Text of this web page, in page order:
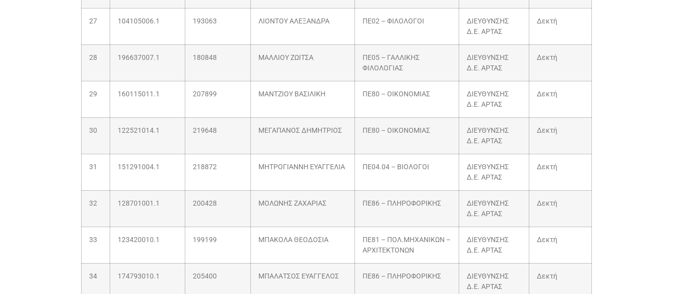
27 104105006.1 193063 ΛΙΟΝΤΟΥ ΑΛΕΞΑΝΔΡΑ ΠΕ02 – ΦΙΛΟΛΟΓΟΙ
ΔΙΕΥΘΥΝΣΗΣ
Δ.Ε. ΑΡΤΑΣ
Δεκτή
28 196637007.1 180848 ΜΑΛΛΙΟΥ ΖΩΙΤΣΑ
ΠΕ05 – ΓΑΛΛΙΚΗΣ
ΦΙΛΟΛΟΓΙΑΣ
ΔΙΕΥΘΥΝΣΗΣ
Δ.Ε. ΑΡΤΑΣ
Δεκτή
29 160115011.1 207899 ΜΑΝΤΖΙΟΥ ΒΑΣΙΛΙΚΗ ΠΕ80 – ΟΙΚΟΝΟΜΙΑΣ
ΔΙΕΥΘΥΝΣΗΣ
Δ.Ε. ΑΡΤΑΣ
Δεκτή
30 122521014.1 219648 ΜΕΓΑΠΑΝΟΣ ΔΗΜΗΤΡΙΟΣ ΠΕ80 – ΟΙΚΟΝΟΜΙΑΣ
ΔΙΕΥΘΥΝΣΗΣ
Δ.Ε. ΑΡΤΑΣ
Δεκτή
31 151291004.1 218872 ΜΗΤΡΟΓΙΑΝΝΗ ΕΥΑΓΓΕΛΙΑ ΠΕ04.04 – ΒΙΟΛΟΓΟΙ
ΔΙΕΥΘΥΝΣΗΣ
Δ.Ε. ΑΡΤΑΣ
Δεκτή
32 128701001.1 200428 ΜΟΛΩΝΗΣ ΖΑΧΑΡΙΑΣ ΠΕ86 – ΠΛΗΡΟΦΟΡΙΚΗΣ
ΔΙΕΥΘΥΝΣΗΣ
Δ.Ε. ΑΡΤΑΣ
Δεκτή
33 123420010.1 199199 ΜΠΑΚΟΛΑ ΘΕΟΔΟΣΙΑ
ΠΕ81 – ΠΟΛ.ΜΗΧΑΝΙΚΩΝ –
ΑΡΧΙΤΕΚΤΟΝΩΝ
ΔΙΕΥΘΥΝΣΗΣ
Δ.Ε. ΑΡΤΑΣ
Δεκτή
34 174793010.1 205400 ΜΠΑΛΑΤΣΟΣ ΕΥΑΓΓΕΛΟΣ ΠΕ86 – ΠΛΗΡΟΦΟΡΙΚΗΣ
ΔΙΕΥΘΥΝΣΗΣ
Δ.Ε. ΑΡΤΑΣ
Δεκτή